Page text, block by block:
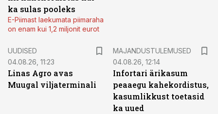
ka sulas pooleks
E-Piimast laekumata piimaraha
on enam kui 1,2 miljonit eurot
UUDISED
04.08.26, 11:23
Linas Agro avas
Muugal viljaterminali
MAJANDUSTULEMUSED
04.08.26, 12:14
Infortari ärikasum
peaaegu kahekordistus,
kasumlikkust toetasid
ka uued